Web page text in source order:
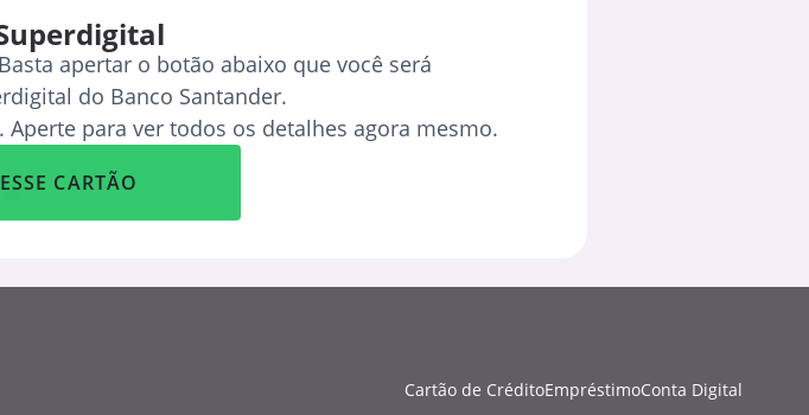
apertar o botão abaixo que você será
do Banco Santander.
para ver todos os detalhes agora mesmo.
CARTÃO
Cartão de CréditoEmpréstimoConta Digital